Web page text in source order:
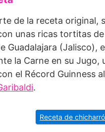
de la receta original,
unas ricas tortitas
Guadalajara
la Carne en su
el Récord Guinness
.
Receta de